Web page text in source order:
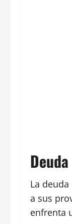
La deuda
a sus
enfrenta